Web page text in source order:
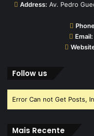
Address: Av. Pedro
Email:
Follow us
Error Can not Get Posts,
Mais Recente